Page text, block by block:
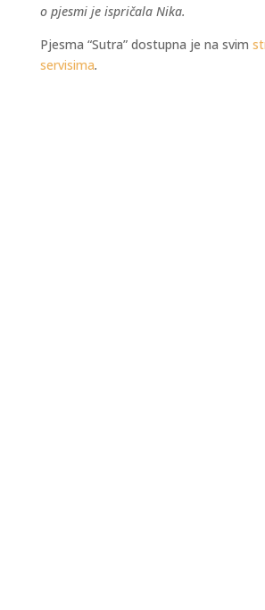
o pjesmi je ispričala Nika.
Pjesma “Sutra” dostupna je na svim
servisima.